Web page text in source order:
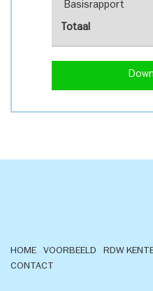
Basisrapport
Totaal
HOME VOORBEELD RDW
CONTACT